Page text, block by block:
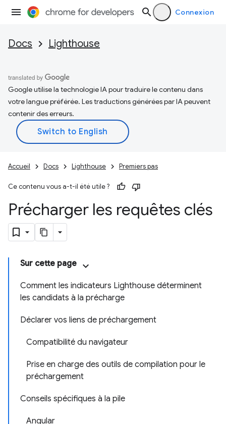
Connexion
Docs Lighthouse
Google utilise la technologie IA pour traduire le contenu dans
votre langue préférée. Les traductions générées par IA peuvent
contenir des erreurs.
Accueil Docs Lighthouse Premiers pas
Ce contenu vous a-t-il été utile ?
Précharger les requêtes clés
Sur cette page
Comment les indicateurs Lighthouse déterminent
les candidats à la précharge
Déclarer vos liens de préchargement
Compatibilité du navigateur
Prise en charge des outils de compilation pour le
préchargement
Conseils spécifiques à la pile
Angular